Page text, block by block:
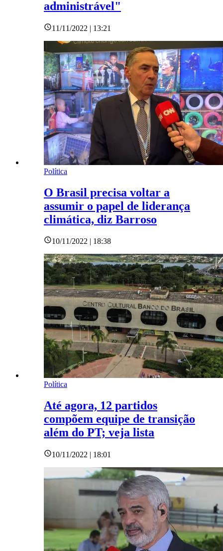
administrável"
11/11/2022 | 13:21
Política
O Brasil precisa voltar a
assumir o papel de liderança
climática, diz Barroso
10/11/2022 | 18:38
Política
Até agora, 12 partidos
compõem equipe de transição
além do PT; veja lista
10/11/2022 | 18:01